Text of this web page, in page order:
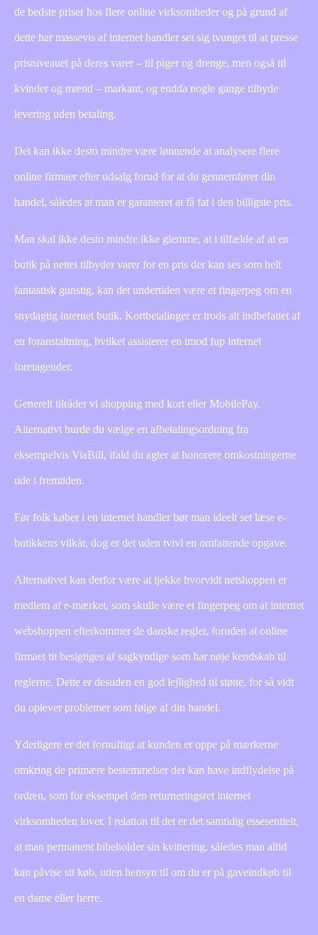
de bedste priser hos flere online virksomheder og på grund af
dette har massevis af internet handler set sig tvunget til at presse
prisniveauet på deres varer – til piger og drenge, men også til
kvinder og mænd – markant, og endda nogle gange tilbyde
levering uden betaling.
Det kan ikke desto mindre være lønnende at analysere flere
online firmaer efter udsalg forud for at du gennemfører din
handel, således at man er garanteret at få fat i den billigste pris.
Man skal ikke desto mindre ikke glemme, at i tilfælde af at en
butik på nettet tilbyder varer for en pris der kan ses som helt
fantastisk gunstig, kan det undertiden være et fingerpeg om en
snydagtig internet butik. Kortbetalinger er trods alt indbefattet af
en foranstaltning, hvilket assisterer en imod fup internet
foretagender.
Generelt tilråder vi shopping med kort eller MobilePay.
Alternativt burde du vælge en afbetalingsordning fra
eksempelvis ViaBill, ifald du agter at honorere omkostningerne
ude i fremtiden.
Før folk køber i en internet handler bør man ideelt set læse e-
butikkens vilkår, dog er det uden tvivl en omfattende opgave.
Alternativet kan derfor være at tjekke hvorvidt netshoppen er
medlem af e-mærket, som skulle være et fingerpeg om at internet
webshoppen efterkommer de danske regler, foruden at online
firmaet tit besigtiges af sagkyndige som har nøje kendskab til
reglerne. Dette er desuden en god lejlighed til støtte, for så vidt
du oplever problemer som følge af din handel.
Yderligere er det fornuftigt at kunden er oppe på mærkerne
omkring de primære bestemmelser der kan have indflydelse på
ordren, som for eksempel den returneringsret internet
virksomheden lover. I relation til det er det samtidig essesentielt,
at man permanent bibeholder sin kvittering, således man altid
kan påvise sit køb, uden hensyn til om du er på gaveindkøb til
en dame eller herre.